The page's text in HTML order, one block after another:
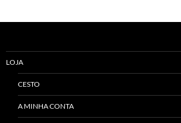
LOJA
CESTO
A MINHA CONTA